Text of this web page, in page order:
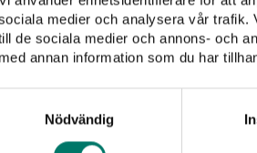
medier och analysera vår trafik.
de sociala medier och annons- och
med annan information som du har
Nödvändig
Casa
Grande